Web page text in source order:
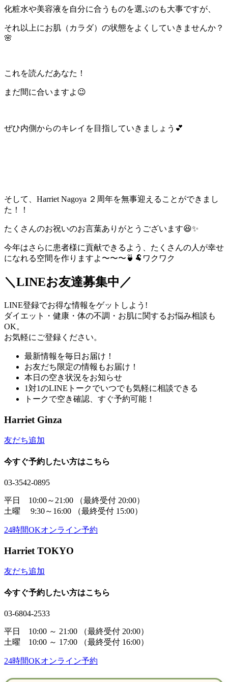
化粧水や美容液を自分に合うものを選ぶのも大事ですが、
それ以上にお肌（カラダ）の状態をよくしていきませんか？
🌸
これを読んだあなた！
まだ間に合いますよ😉
ぜひ内側からのキレイを目指していきましょう💕
そして、Harriet Nagoya ２周年を無事迎えることができまし
た！！
たくさんのお祝いのお言葉ありがとうございます😆✨
今年はさらに患者様に貢献できるよう、たくさんの人が幸せ
になれる空間を作りますよ〜〜〜🍵🐏ワクワク
＼LINEお友達募集中／
LINE登録でお得な情報をゲットしよう!
ダイエット・健康・体の不調・お肌に関するお悩み相談も
OK。
お気軽にご登録ください。
最新情報を毎日お届け！
お友だち限定の情報もお届け！
本日の空き状況をお知らせ
1対1のLINEトークでいつでも気軽に相談できる
トークで空き確認、すぐ予約可能！
Harriet Ginza
友だち追加
今すぐ予約したい方はこちら
03-3542-0895
平日 10:00～21:00
（最終受付 20:00）
土曜 9:30～16:00
（最終受付 15:00）
24時間OKオンライン予約
Harriet TOKYO
友だち追加
今すぐ予約したい方はこちら
03-6804-2533
平日 10:00 ～ 21:00
（最終受付 20:00）
土曜 10:00 ～ 17:00
（最終受付 16:00）
24時間OKオンライン予約